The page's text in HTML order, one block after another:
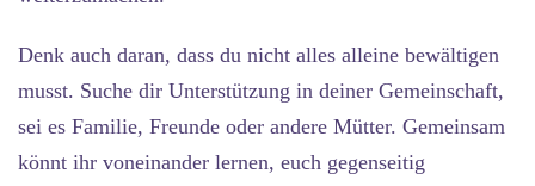
Denk auch daran, dass du nicht alles alleine bewältigen
musst. Suche dir Unterstützung in deiner Gemeinschaft,
sei es Familie, Freunde oder andere Mütter. Gemeinsam
könnt ihr voneinander lernen, euch gegenseitig